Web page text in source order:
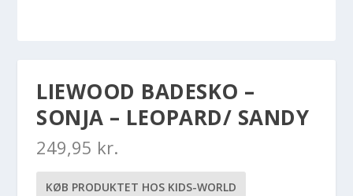
LIEWOOD BADESKO –
SONJA – LEOPARD/ SANDY
249,95 kr.
KØB PRODUKTET HOS KIDS-WORLD